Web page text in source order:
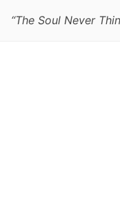
“The Soul Never